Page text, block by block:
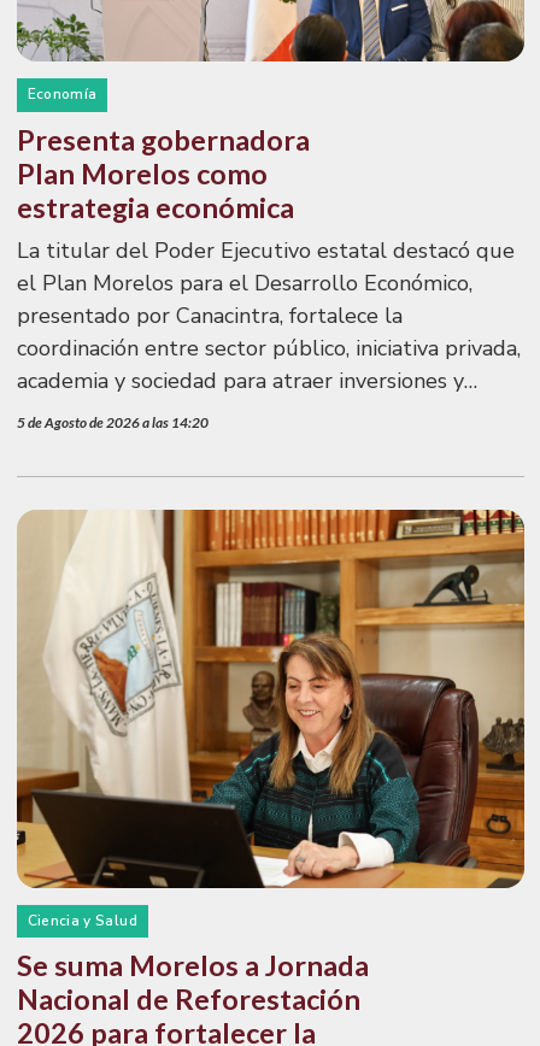
Economía
Presenta gobernadora
Plan Morelos como
estrategia económica
La titular del Poder Ejecutivo estatal destacó que
el Plan Morelos para el Desarrollo Económico,
presentado por Canacintra, fortalece la
coordinación entre sector público, iniciativa privada,
academia y sociedad para atraer inversiones y
generar empleos
5 de Agosto de 2026 a las 14:20
Ciencia y Salud
Se suma Morelos a Jornada
Nacional de Reforestación
2026 para fortalecer la